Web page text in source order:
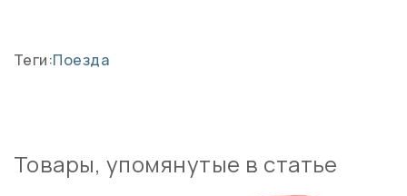
Теги:Поезда
Товары, упомянутые в статье